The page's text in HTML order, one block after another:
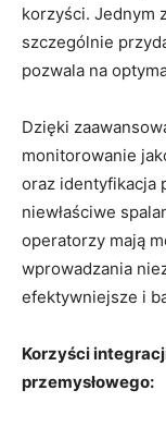
korzyści. Jednym
szczególnie
pozwala⁣ na
Dzięki
monitorowanie
oraz identyfikacja
niewłaściwe‍
operatorzy mają⁢
wprowadzania
efektywniejsze i
Korzyści
przemysłowego: